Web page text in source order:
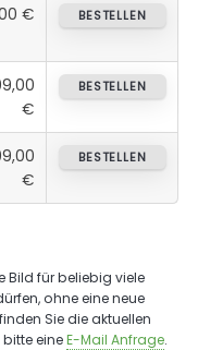
€ BESTELLEN
€
BESTELLEN
€
BESTELLEN
Bild für beliebig viele
ohne eine neue
finden Sie die aktuellen
bitte eineE-Mail Anfrage.